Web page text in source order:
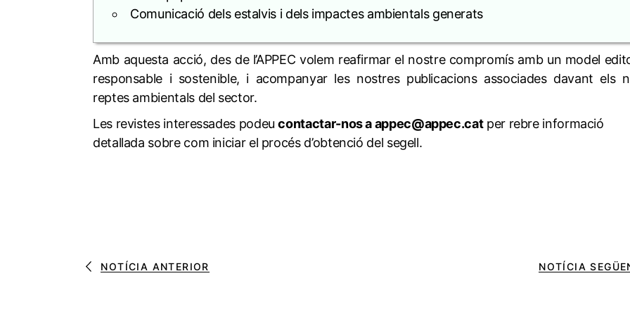
Comunicació dels estalvis i dels impactes ambientals generats
Amb aquesta acció, des de l’APPEC volem reafirmar el nostre compromís amb un model
responsable i sostenible, i acompanyar les nostres publicacions associades davant els
reptes ambientals del sector.
Les revistes interessades podeucontactar-nos a appec@appec.catper rebre informació
detallada sobre com iniciar el procés d’obtenció del segell.
NOTÍCIA ANTERIOR NOTÍCIA